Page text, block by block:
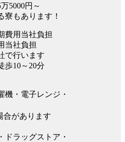
5000円～
もあります！
費用当社負担
当社負担
で行います
歩10～20分
機・電子レンジ・
があります
ドラッグストア・